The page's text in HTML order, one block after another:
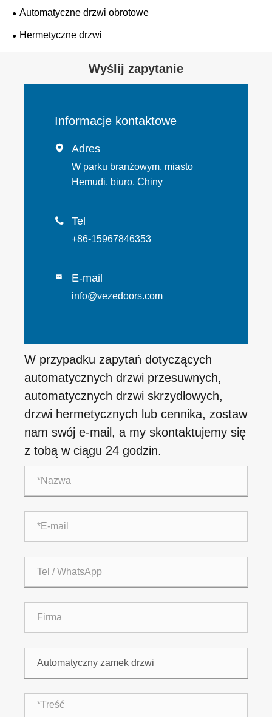
Automatyczne drzwi obrotowe
Hermetyczne drzwi
Wyślij zapytanie
Informacje kontaktowe
 Adres
W parku branżowym, miasto
Hemudi, biuro, Chiny
 Tel
+86-15967846353
 E-mail
info@vezedoors.com
W przypadku zapytań dotyczących
automatycznych drzwi przesuwnych,
automatycznych drzwi skrzydłowych,
drzwi hermetycznych lub cennika, zostaw
nam swój e-mail, a my skontaktujemy się
z tobą w ciągu 24 godzin.